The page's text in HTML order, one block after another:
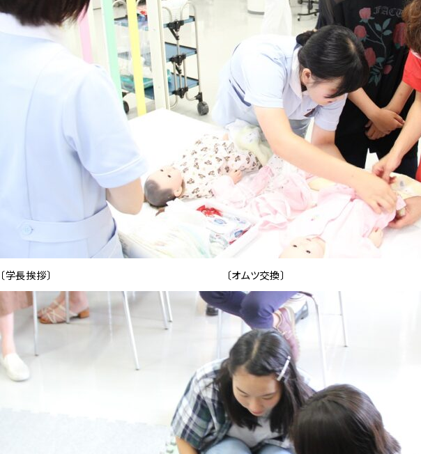
〔学長挨拶〕 〔オムツ交換〕